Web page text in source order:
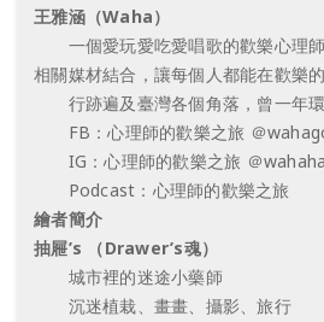
王雅涵（Waha）
一個愛玩愛吃愛唱歌的歡樂心理師
相關媒材結合，讓每個人都能在歡樂
行跡遍及臺灣各個角落，曾一年環
FB：心理師的歡樂之旅 ＠
IG：心理師的歡樂之旅 ＠
Podcast：心理師的歡樂之旅
繪者簡介
抽屜’s （Drawer’s魂）
城市裡的迷途小藥師
沉迷植栽、畫畫、攝影、旅行